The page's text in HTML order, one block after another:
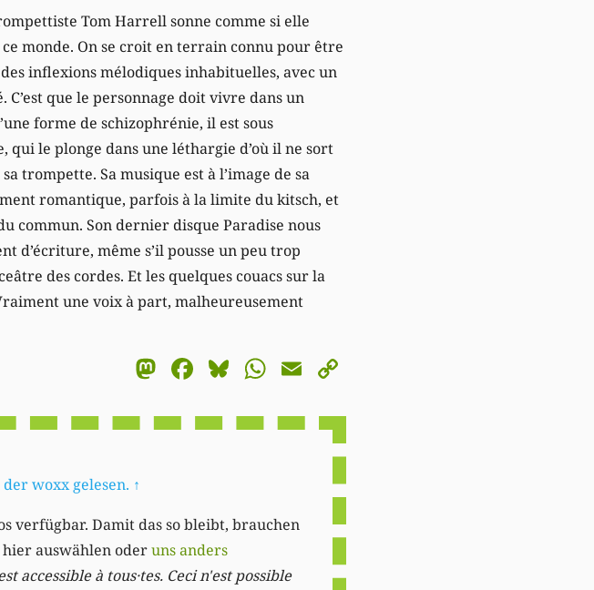
Tom Harrell sonne comme si elle
monde. On se croit en terrain connu pour être
inflexions mélodiques inhabituelles, avec un
C’est que le personnage doit vivre dans un
forme de schizophrénie, il est sous
qui le plonge dans une léthargie d’où il ne sort
trompette. Sa musique est à l’image de sa
romantique, parfois à la limite du kitsch, et
commun. Son dernier disque Paradise nous
d’écriture, même s’il pousse un peu trop
des cordes. Et les quelques couacs sur la
une voix à part, malheureusement
Mastodon
Facebook
Bluesky
WhatsApp
Email
woxx gelesen. ↑
verfügbar. Damit das so bleibt, brauchen
auswählen oderuns anders
accessible à tous·tes. Ceci n'est possible